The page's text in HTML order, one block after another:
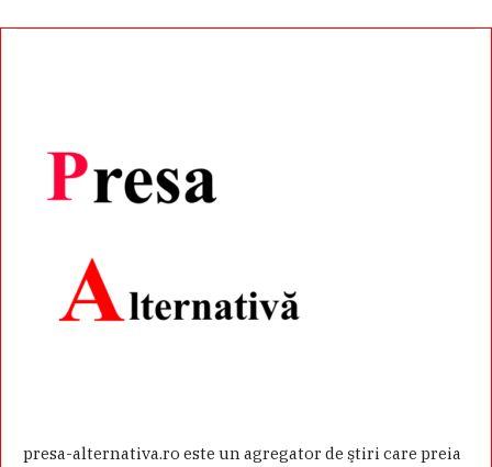
presa-alternativa.ro este un agregator de ştiri care preia